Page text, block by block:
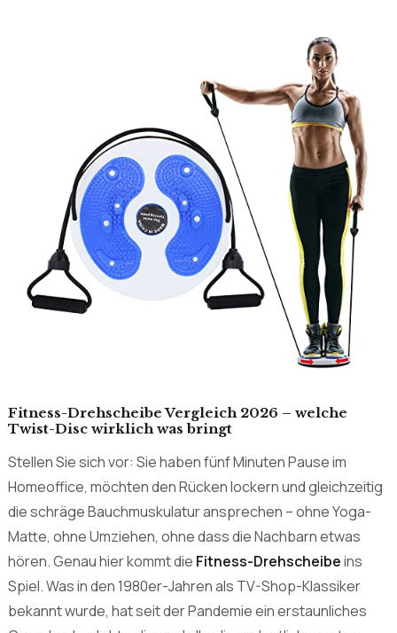
Fitness-Drehscheibe Vergleich 2026 – welche
Twist-Disc wirklich was bringt
Stellen Sie sich vor: Sie haben fünf Minuten Pause im
Homeoffice, möchten den Rücken lockern und gleichzeitig
die schräge Bauchmuskulatur ansprechen – ohne Yoga-
Matte, ohne Umziehen, ohne dass die Nachbarn etwas
hören. Genau hier kommt die Fitness-Drehscheibeins
Spiel. Was in den 1980er-Jahren als TV-Shop-Klassiker
bekannt wurde, hat seit der Pandemie ein erstaunliches